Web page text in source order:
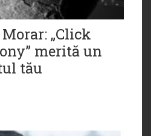
„Click
merită un
tău